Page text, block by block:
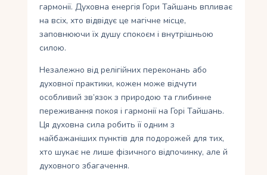
гармонії. Духовна енергія Гори Тайшань впливає
на всіх, хто відвідує це магічне місце,
заповнюючи їх душу спокоєм і внутрішньою
силою.
Незалежно від релігійних переконань або
духовної практики, кожен може відчути
особливий зв’язок з природою та глибинне
переживання покоя і гармонії на Горі Тайшань.
Ця духовна сила робить її одним з
найбажаніших пунктів для подорожей для тих,
хто шукає не лише фізичного відпочинку, але й
духовного збагачення.